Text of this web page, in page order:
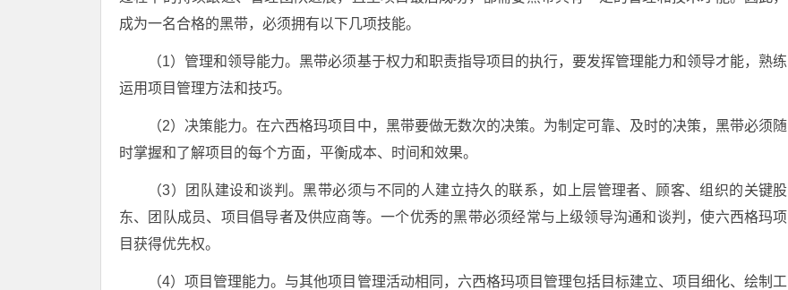
成为一名合格的黑带，必须拥有以下几项技能。
（1）管理和领导能力。黑带必须基于权力和职责指导项目的执行，要发挥管理能力和领导才能，熟练
运用项目管理方法和技巧。
（2）决策能力。在六西格玛项目中，黑带要做无数次的决策。为制定可靠、及时的决策，黑带必须随
时掌握和了解项目的每个方面，平衡成本、时间和效果。
（3）团队建设和谈判。黑带必须与不同的人建立持久的联系，如上层管理者、顾客、组织的关键股
东、团队成员、项目倡导者及供应商等。一个优秀的黑带必须经常与上级领导沟通和谈判，使六西格玛项
目获得优先权。
（4）项目管理能力。与其他项目管理活动相同，六西格玛项目管理包括目标建立、项目细化、绘制工